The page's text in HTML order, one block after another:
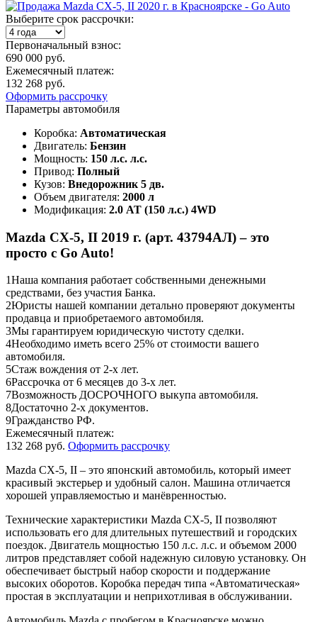
Выберите срок рассрочки:
Первоначальный взнос:
690 000 руб.
Ежемесячный платеж:
132 268 руб.
Оформить рассрочку
Параметры автомобиля
Коробка: Автоматическая
Двигатель: Бензин
Мощность: 150 л.с. л.с.
Привод: Полный
Кузов: Внедорожник 5 дв.
Объем двигателя: 2000 л
Модификация: 2.0 AT (150 л.с.) 4WD
Mazda CX-5, II 2019 г. (арт. 43794АЛ) – это
просто с Go Auto!
1Наша компания работает собственными денежными
средствами, без участия Банка.
2Юристы нашей компании детально проверяют документы
продавца и приобретаемого автомобиля.
3Мы гарантируем юридическую чистоту сделки.
4Необходимо иметь всего 25% от стоимости вашего
автомобиля.
5Стаж вождения от 2-х лет.
6Рассрочка от 6 месяцев до 3-х лет.
7Возможность ДОСРОЧНОГО выкупа автомобиля.
8Достаточно 2-х документов.
9Гражданство РФ.
Ежемесячный платеж:
132 268 руб. Оформить рассрочку
Mazda CX-5, II – это японский автомобиль, который имеет
красивый экстерьер и удобный салон. Машина отличается
хорошей управляемостью и манёвренностью.
Технические характеристики Mazda CX-5, II позволяют
использовать его для длительных путешествий и городских
поездок. Двигатель мощностью 150 л.с. л.с. и объемом 2000
литров представляет собой надежную силовую установку. Он
обеспечивает быстрый набор скорости и поддержание
высоких оборотов. Коробка передач типа «Автоматическая»
простая в эксплуатации и неприхотливая в обслуживании.